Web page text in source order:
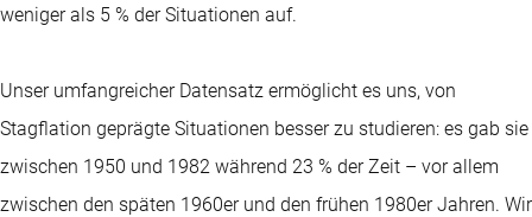
weniger als 5 % der Situationen auf.
Unser umfangreicher Datensatz ermöglicht es uns, von
Stagflation geprägte Situationen besser zu studieren: es gab sie
zwischen 1950 und 1982 während 23 % der Zeit – vor allem
zwischen den späten 1960er und den frühen 1980er Jahren. Wir